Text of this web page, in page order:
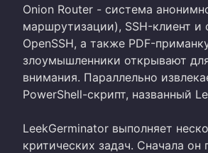
Onion Router - система
маршрутизации), SSH-клиент и
OpenSSH, а также PDF-
злоумышленники открывают
внимания. Параллельно
PowerShell-скрипт, названный
LeekGerminator выполняет
критических задач. Сначала он